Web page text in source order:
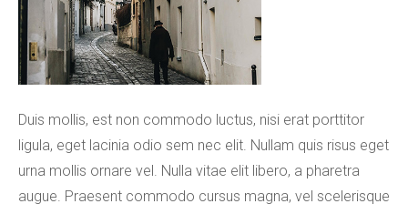
Duis mollis, est non commodo luctus, nisi erat porttitor
ligula, eget lacinia odio sem nec elit. Nullam quis risus eget
urna mollis ornare vel. Nulla vitae elit libero, a pharetra
augue. Praesent commodo cursus magna, vel scelerisque